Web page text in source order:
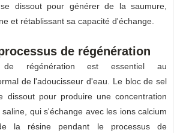
dissout pour générer de la saumure,
et rétablissant sa capacité d'échange.
de régénération
régénération est essentiel au
de l'adoucisseur d'eau. Le bloc de sel
dissout pour produire une concentration
qui s'échange avec les ions calcium
la résine pendant le processus de